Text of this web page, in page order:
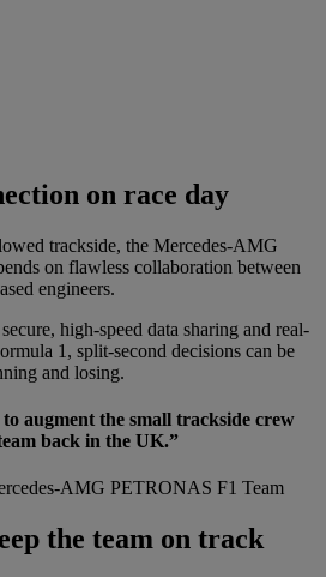
on race day
trackside, the Mercedes-AMG
on flawless collaboration between
engineers.
high-speed data sharing and real-
1, split-second decisions can be
and losing.
augment the small trackside crew
back in the UK.”
AMG PETRONAS F1 Team
the team on track